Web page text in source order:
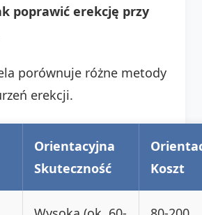
poprawić erekcję przy
porównuje różne metody
erekcji.
Orientacyjna
Skuteczność
Koszt